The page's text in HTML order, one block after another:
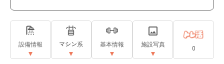
設備情報 マシン系 基本情報 施設写真 0